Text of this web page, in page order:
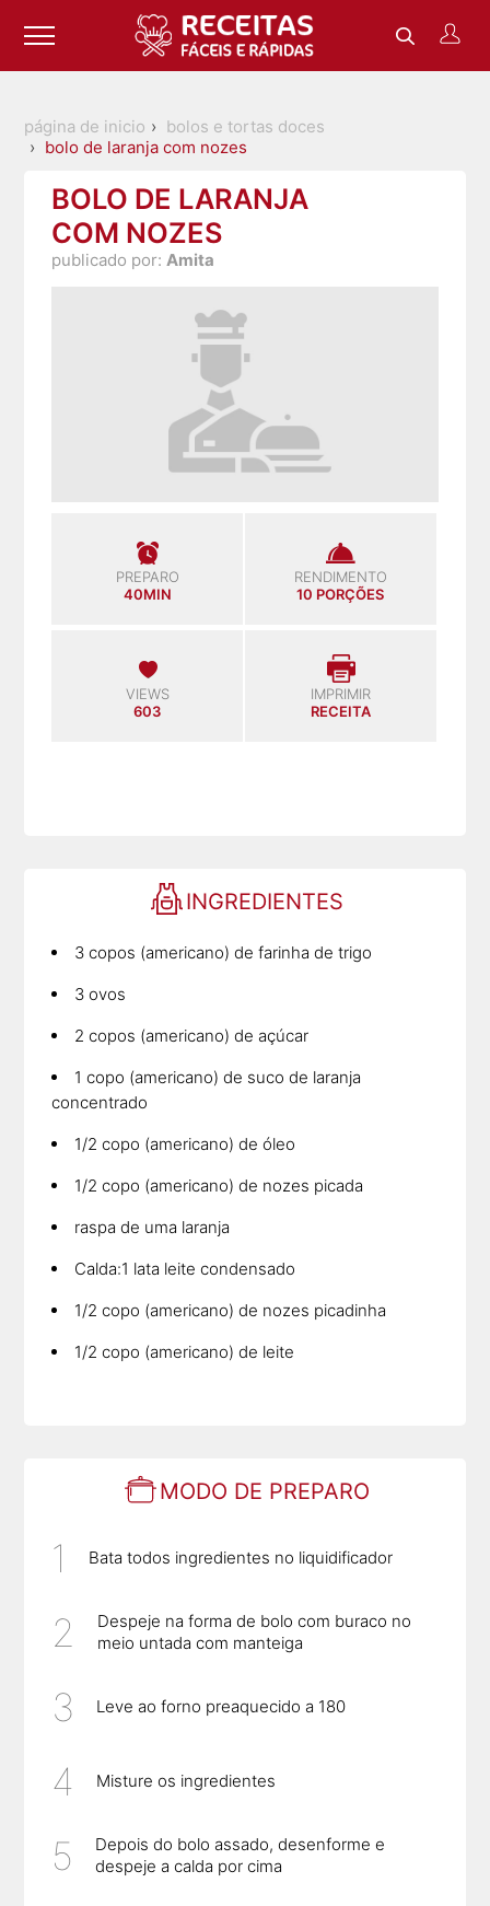
página de inicio
bolos e tortas doces
bolo de laranja com nozes
BOLO DE LARANJA
COM NOZES
publicado por:Amita
PREPARO
40MIN
RENDIMENTO
10 PORÇÕES
VIEWS
603
IMPRIMIR
RECEITA
INGREDIENTES
3 copos (americano) de farinha de trigo
3 ovos
2 copos (americano) de açúcar
1 copo (americano) de suco de laranja
concentrado
1/2 copo (americano) de óleo
1/2 copo (americano) de nozes picada
raspa de uma laranja
Calda:1 lata leite condensado
1/2 copo (americano) de nozes picadinha
1/2 copo (americano) de leite
MODO DE PREPARO
Bata todos ingredientes no liquidificador
Despeje na forma de bolo com buraco no
meio untada com manteiga
Leve ao forno preaquecido a 180
Misture os ingredientes
Depois do bolo assado, desenforme e
despeje a calda por cima